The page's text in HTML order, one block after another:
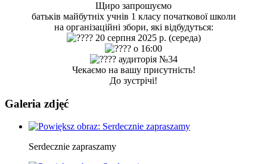
Щиро запрошуємо
батьків майбутніх учнів 1 класу початкової школи
на організаційні збори, які відбудуться:
20 серпня 2025 р. (середа)
о 16:00
аудиторія №34
Чекаємо на вашу присутність!
До зустрічі!
Galeria zdjęć
Serdecznie zapraszamy